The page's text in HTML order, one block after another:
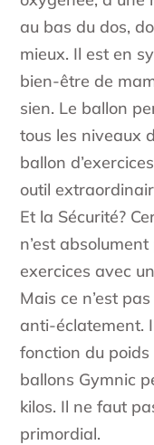
au bas du dos,
mieux. Il est en
bien-être de
sien. Le ballon
tous les niveaux
ballon
outil
Et la Sécurité?
n’est
exercices avec
Mais ce n’est
anti-éclatement.
fonction du poids
ballons Gymnic
kilos. Il ne faut
primordial.